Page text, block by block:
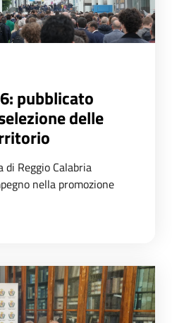
pubblicato
delle
Reggio Calabria
nella promozione